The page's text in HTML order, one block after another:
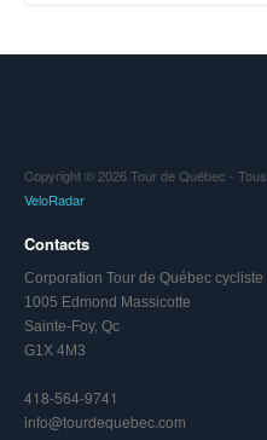
Copyright © 2026 Tour de Québec -
VeloRadar
Contacts
Corporation Tour de Québec cycliste
1005 Edmond Massicotte
Sainte-Foy, Qc
G1X 4M3
418-564-9741
info@tourdequebec.com